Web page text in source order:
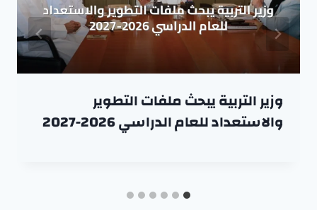
وزير التربية يبحث ملفات التطوير
والاستعداد للعام الدراسي 2026-2027